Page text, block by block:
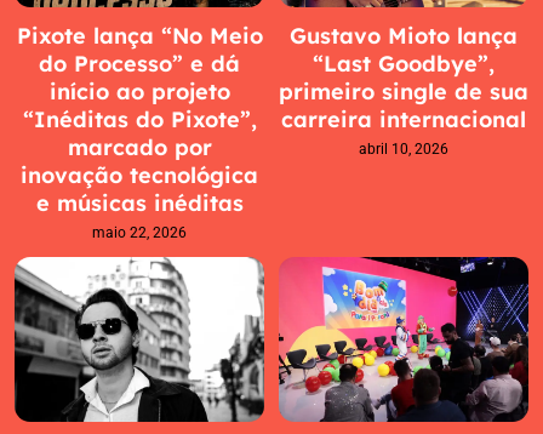
Pixote lança “No Meio
do Processo” e dá
início ao projeto
“Inéditas do Pixote”,
marcado por
inovação tecnológica
e músicas inéditas
maio 22, 2026
Gustavo Mioto lança
“Last Goodbye”,
primeiro single de sua
carreira internacional
abril 10, 2026